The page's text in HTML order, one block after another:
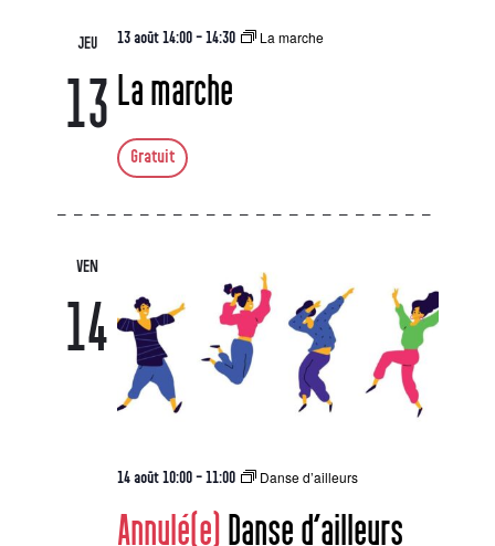
JEU
13 La marche
13 août 14:00-14:30 La marche
Gratuit
VEN
14
Annulé(e) Danse d’ailleurs
14 août 10:00-11:00 Danse d’ailleurs